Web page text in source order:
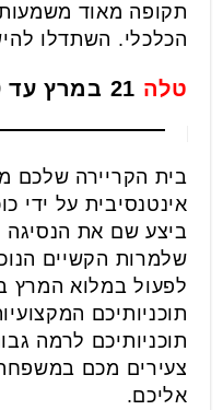
תקופה מאוד
הכלכלי. השתדלו
טלה
בית הקריירה שלכם
אינטנסיבית על ידי
ביצע שם את הנסיגה
שלמרות הקשיים
לפעול במלוא המרץ
תוכניותיכם
תוכניותיכם לרמה
צעירים מכם במשפחה
אליכם.